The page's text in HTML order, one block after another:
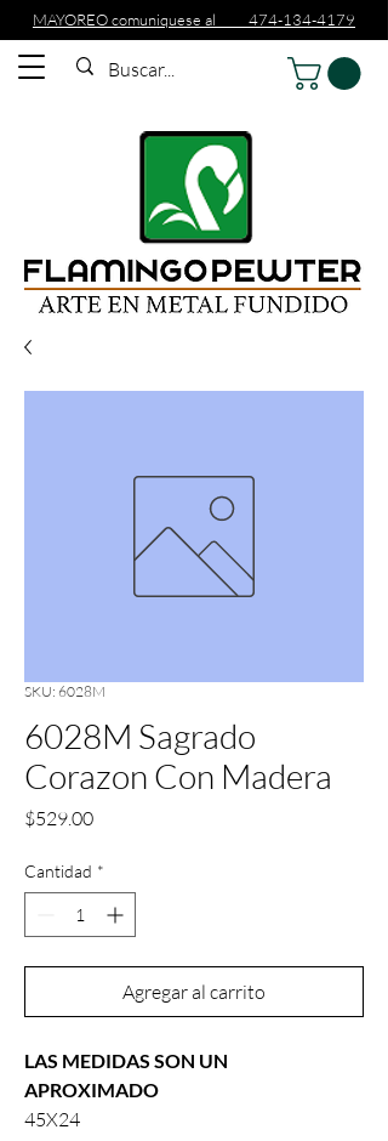
MAYOREO comuniquese al 474-134-4179
SKU: 6028M
6028M Sagrado
Corazon Con Madera
$529.00Precio
Cantidad *
Agregar al carrito
LAS MEDIDAS SON UN
APROXIMADO
45X24